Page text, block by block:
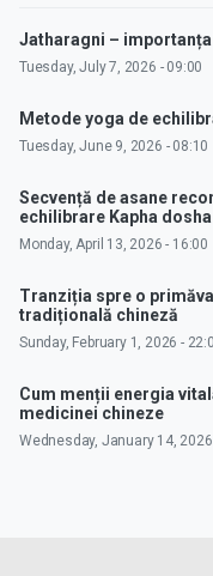
Jatharagni –
Tuesday, July 7, 2026 - 09:00
Metode yoga de
Tuesday, June 9, 2026 - 08:10
Secvență de asane
echilibrare Kapha dosha
Monday, April 13, 2026 - 16:00
Tranziția spre o
tradițională chineză
Sunday, February 1, 2026 -
Cum menții energia
medicinei chineze
Wednesday, January 14, 2026